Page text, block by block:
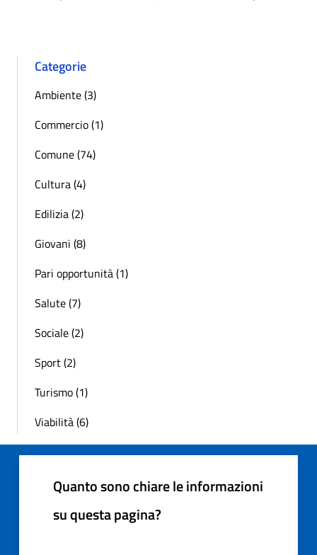
Categorie
Ambiente (3)
Commercio (1)
Comune (74)
Cultura (4)
Edilizia (2)
Giovani (8)
Pari opportunità (1)
Salute (7)
Sociale (2)
Sport (2)
Turismo (1)
Viabilità (6)
Quanto sono chiare le informazioni
su questa pagina?